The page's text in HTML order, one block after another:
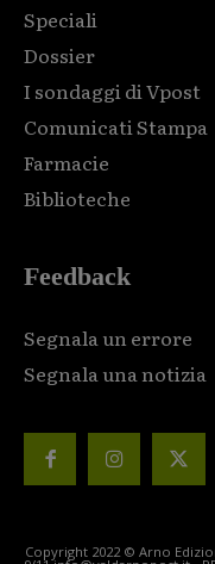
Speciali
Dossier
I sondaggi di Vpost
Comunicati Stampa
Farmacie
Biblioteche
Feedback
Segnala un errore
Segnala una notizia
Copyright 2022 © Arno